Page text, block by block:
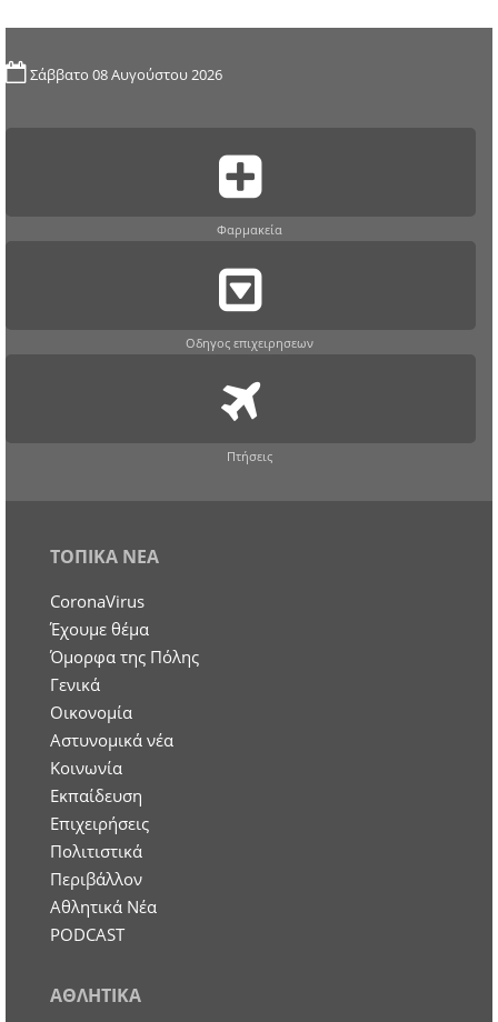
Σάββατο 08 Αυγούστου 2026
Φαρμακεία
Οδηγος επιχειρησεων
Πτήσεις
ΤΟΠΙΚΑ ΝΕΑ
CoronaVirus
Έχουμε θέμα
Όμορφα της Πόλης
Γενικά
Οικονομία
Aστυνομικά νέα
Κοινωνία
Εκπαίδευση
Επιχειρήσεις
Πολιτιστικά
Περιβάλλον
Αθλητικά Νέα
PODCAST
ΑΘΛΗΤΙΚΑ